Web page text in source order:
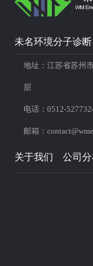
未名环境分子诊
地址：江苏省苏州
层
电话：0512-
邮箱：
关于我们 公司